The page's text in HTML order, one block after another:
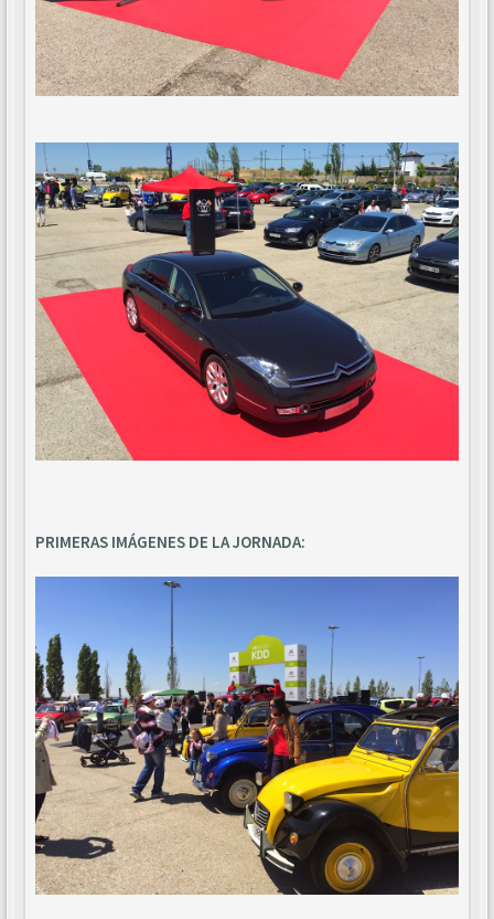
PRIMERAS IMÁGENES DE LA JORNADA: